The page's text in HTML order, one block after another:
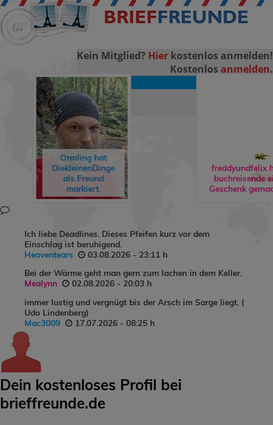
Kein Mitglied? Hier kostenlos anmelden!
Kostenlos anmelden.
Ormlinghat
DiekleinenDinge
als Freund
markiert.
freddyundfelix
buchreisende
Geschenk
Ich liebe Deadlines. Dieses Pfeifen kurz vor dem
Einschlag ist beruhigend.
Heaventears
03.08.2026 - 23:11 h
Bei der Wärme geht man gern zum lachen in dem Keller.
Mealynn
02.08.2026 - 20:03 h
immer lustig und vergnügt bis der Arsch im Sarge liegt. (
Udo Lindenberg)
Mac3009
17.07.2026 - 08:25 h
Dein kostenloses Profil bei
brieffreunde.de